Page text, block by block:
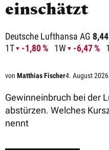
einschätzt
Deutsche Lufthansa AG 8,44
1T
-1,80 % 1W -6,47 %
von Matthias Fischer4. August 2026
Gewinneinbruch bei der
abstürzen. Welches
nennt